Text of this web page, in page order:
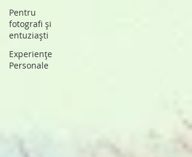
Pentru
fotografi și
entuziaști
Experiențe
Personale